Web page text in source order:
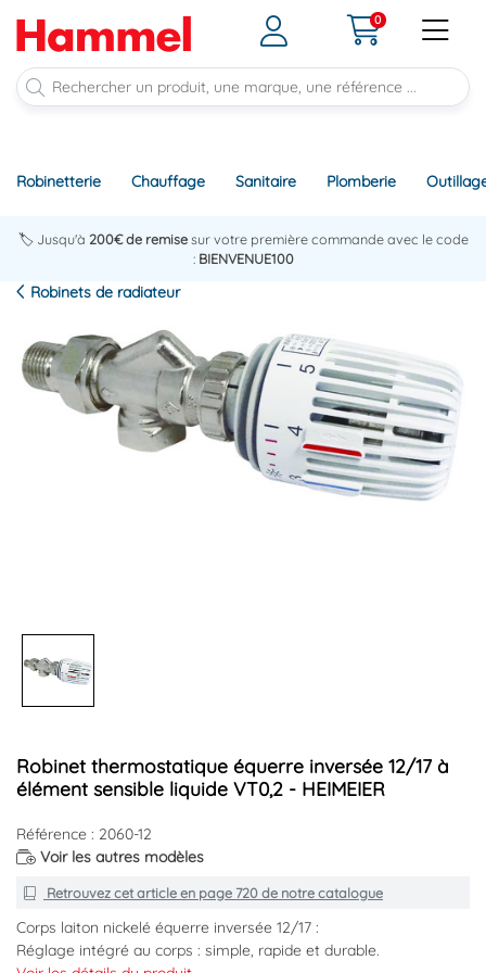
0
Robinetterie Chauffage Sanitaire Plomberie
🏷️ Jusqu'à 200€ de remisesur votre première commande avec le code
: BIENVENUE100
Robinets de radiateur
Robinet thermostatique équerre inversée 12/17 à
élément sensible liquide VT0,2 - HEIMEIER
Référence : 2060-12
Voir les autres modèles
Retrouvez cet article en page 720de notre catalogue
Corps laiton nickelé équerre inversée 12/17 :
Réglage intégré au corps : simple, rapide et durable.